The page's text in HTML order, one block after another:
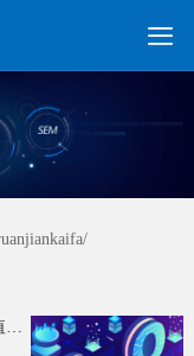

这样做网页设计，给企业网站建设带来的价值很大!